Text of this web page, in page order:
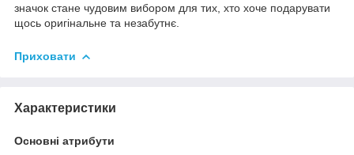
значок стане чудовим вибором для тих, хто хоче подарувати
щось оригінальне та незабутнє.
Приховати
Характеристики
Основні атрибути